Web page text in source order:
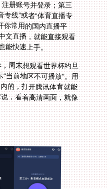
能快速上手。
周末想观看世界杯约旦
当前地区不可播放”。用
的，打开腾讯体育就能
文解说，看着高清画面，就像